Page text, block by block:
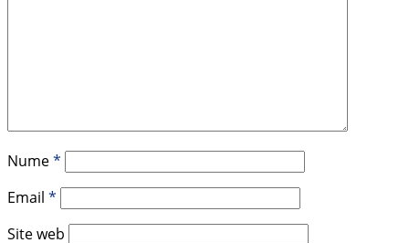
Nume*
Email *
Site web